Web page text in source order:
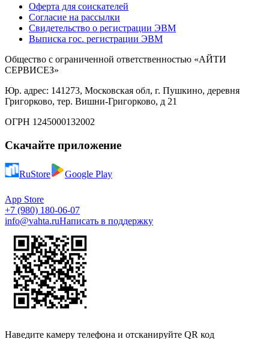
Оферта для соискателей
Согласие на рассылки
Свидетельство о регистрации ЭВМ
Выписка гос. регистрации ЭВМ
Общество с ограниченной ответственностью «АЙТИ
СЕРВИСЕЗ»
Юр. адрес: 141273, Московская обл, г. Пушкино, деревня
Григорково, тер. Вишни-Григорково, д 21
ОГРН 1245000132002
Скачайте приложение
RuStore Google Play
App Store
+7 (980) 180-06-07
info@vahta.ruНаписать в поддержку
Наведите камеру телефона и отсканируйте QR код